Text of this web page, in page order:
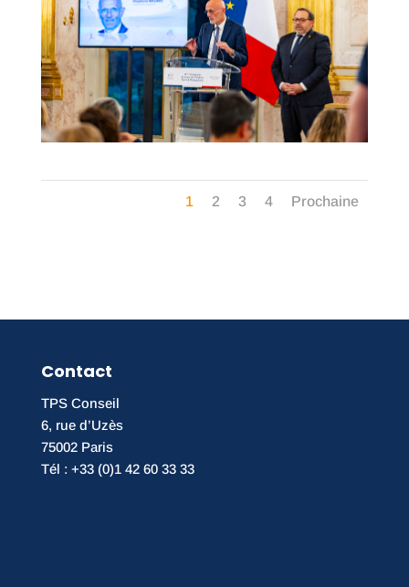
1 2 3 4 Prochaine
Contact
TPS Conseil
6, rue d’Uzès
75002 Paris
Tél : +33 (0)1 42 60 33 33